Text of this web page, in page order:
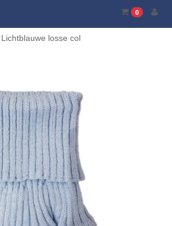
0
Lichtblauwe losse col